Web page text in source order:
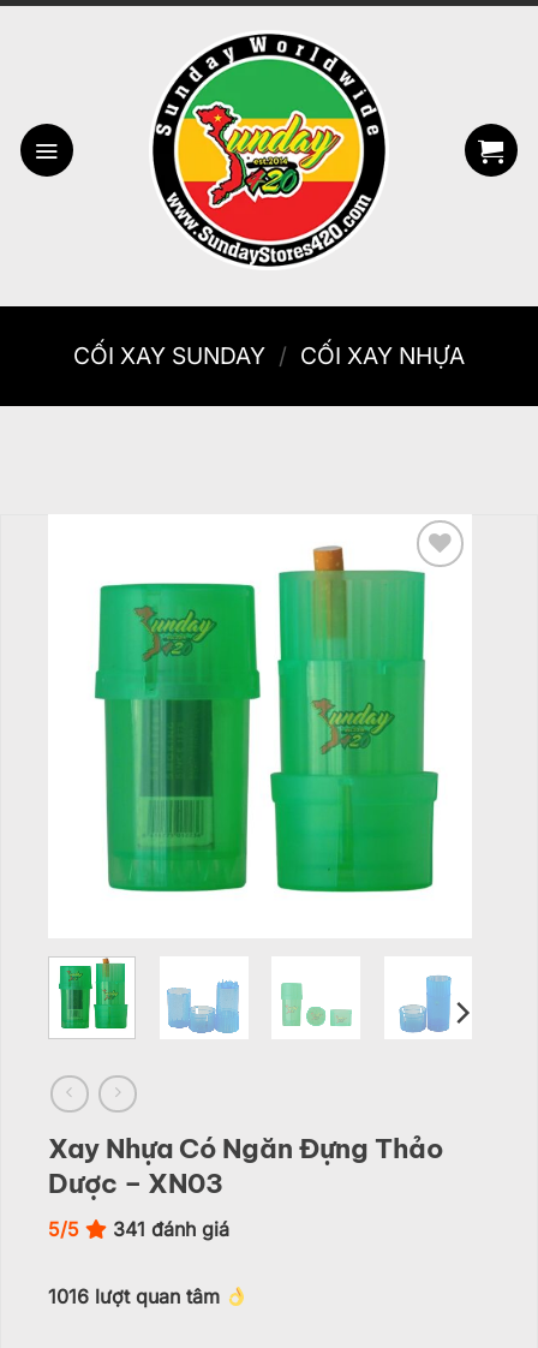
Bỏ
CỐI XAY SUNDAY / CỐI XAY NHỰA
Xay Nhựa Có Ngăn Đựng Thảo
Dược – XN03
5/5 341 đánh giá
1016 lượt quan tâm